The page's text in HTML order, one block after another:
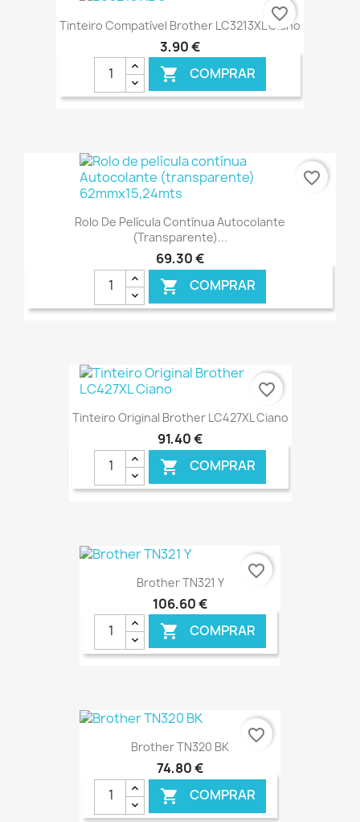
€ ONLINE
Tinteiro Compatível Brother LC3213XL Ciano
3,90 €
 COMPRAR
€ ONLINE
favorite_border
Rolo De Película Contínua Autocolante
(transparente)...
69,30 €
 COMPRAR
favorite_border
Tinteiro Original Brother LC427XL Ciano
91,40 €
 COMPRAR
favorite_border
Brother TN321 Y
106,60 €
 COMPRAR
€ ONLINE
favorite_border
Brother TN320 BK
74,80 €
 COMPRAR
favorite_border